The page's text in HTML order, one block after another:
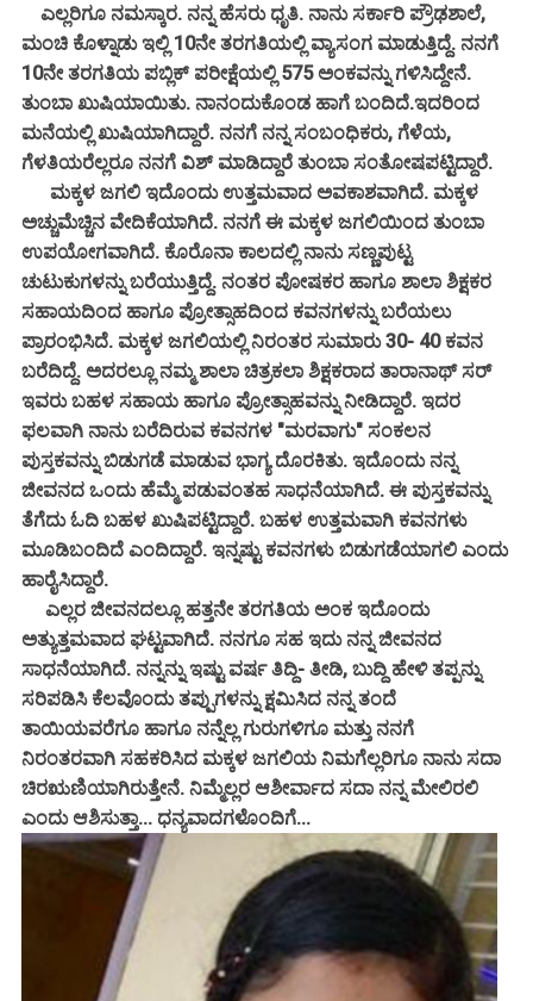
ಎಲ್ಲರಿಗೂ ನಮಸ್ಕಾರ. ನನ್ನ ಹೆಸರು ಧೃತಿ. ನಾನು ಸರ್ಕಾರಿ ಪ್ರೌಢಶಾಲೆ,
ಮಂಚಿ ಕೊಳ್ನಾಡು ಇಲ್ಲಿ 10ನೇ ತರಗತಿಯಲ್ಲಿ ವ್ಯಾಸಂಗ ಮಾಡುತ್ತಿದ್ದೆ. ನನಗೆ
10ನೇ ತರಗತಿಯ ಪಬ್ಲಿಕ್ ಪರೀಕ್ಷೆಯಲ್ಲಿ 575 ಅಂಕವನ್ನು ಗಳಿಸಿದ್ದೇನೆ.
ತುಂಬಾ ಖುಷಿಯಾಯಿತು. ನಾನಂದುಕೊಂಡ ಹಾಗೆ ಬಂದಿದೆ.ಇದರಿಂದ
ಮನೆಯಲ್ಲಿ ಖುಷಿಯಾಗಿದ್ದಾರೆ. ನನಗೆ ನನ್ನ ಸಂಬಂಧಿಕರು, ಗೆಳೆಯ,
ಗೆಳತಿಯರೆಲ್ಲರೂ ನನಗೆ ವಿಶ್ ಮಾಡಿದ್ದಾರೆ ತುಂಬಾ ಸಂತೋಷಪಟ್ಟಿದ್ದಾರೆ.
ಮಕ್ಕಳ ಜಗಲಿ ಇದೊಂದು ಉತ್ತಮವಾದ ಅವಕಾಶವಾಗಿದೆ. ಮಕ್ಕಳ
ಅಚ್ಚುಮೆಚ್ಚಿನ ವೇದಿಕೆಯಾಗಿದೆ. ನನಗೆ ಈ ಮಕ್ಕಳ ಜಗಲಿಯಿಂದ ತುಂಬಾ
ಉಪಯೋಗವಾಗಿದೆ. ಕೊರೊನಾ ಕಾಲದಲ್ಲಿ ನಾನು ಸಣ್ಣಪುಟ್ಟ
ಚುಟುಕುಗಳನ್ನು ಬರೆಯುತ್ತಿದ್ದೆ. ನಂತರ ಪೋಷಕರ ಹಾಗೂ ಶಾಲಾ ಶಿಕ್ಷಕರ
ಸಹಾಯದಿಂದ ಹಾಗೂ ಪ್ರೋತ್ಸಾಹದಿಂದ ಕವನಗಳನ್ನು ಬರೆಯಲು
ಪ್ರಾರಂಭಿಸಿದೆ. ಮಕ್ಕಳ ಜಗಲಿಯಲ್ಲಿ ನಿರಂತರ ಸುಮಾರು 30- 40 ಕವನ
ಬರೆದಿದ್ದೆ. ಅದರಲ್ಲೂ ನಮ್ಮ ಶಾಲಾ ಚಿತ್ರಕಲಾ ಶಿಕ್ಷಕರಾದ ತಾರಾನಾಥ್ ಸರ್
ಇವರು ಬಹಳ ಸಹಾಯ ಹಾಗೂ ಪ್ರೋತ್ಸಾಹವನ್ನು ನೀಡಿದ್ದಾರೆ. ಇದರ
ಫಲವಾಗಿ ನಾನು ಬರೆದಿರುವ ಕವನಗಳ "ಮರವಾಗು" ಸಂಕಲನ
ಪುಸ್ತಕವನ್ನು ಬಿಡುಗಡೆ ಮಾಡುವ ಭಾಗ್ಯ ದೊರಕಿತು. ಇದೊಂದು ನನ್ನ
ಜೀವನದ ಒಂದು ಹೆಮ್ಮೆ ಪಡುವಂತಹ ಸಾಧನೆಯಾಗಿದೆ. ಈ ಪುಸ್ತಕವನ್ನು
ತೆಗೆದು ಓದಿ ಬಹಳ ಖುಷಿಪಟ್ಟಿದ್ದಾರೆ. ಬಹಳ ಉತ್ತಮವಾಗಿ ಕವನಗಳು
ಮೂಡಿಬಂದಿದೆ ಎಂದಿದ್ದಾರೆ. ಇನ್ನಷ್ಟು ಕವನಗಳು ಬಿಡುಗಡೆಯಾಗಲಿ ಎಂದು
ಹಾರೈಸಿದ್ದಾರೆ.
ಎಲ್ಲರ ಜೀವನದಲ್ಲೂ ಹತ್ತನೇ ತರಗತಿಯ ಅಂಕ ಇದೊಂದು
ಅತ್ಯುತ್ತಮವಾದ ಘಟ್ಟವಾಗಿದೆ. ನನಗೂ ಸಹ ಇದು ನನ್ನ ಜೀವನದ
ಸಾಧನೆಯಾಗಿದೆ. ನನ್ನನ್ನು ಇಷ್ಟು ವರ್ಷ ತಿದ್ದಿ- ತೀಡಿ, ಬುದ್ದಿ ಹೇಳಿ ತಪ್ಪನ್ನು
ಸರಿಪಡಿಸಿ ಕೆಲವೊಂದು ತಪ್ಪುಗಳನ್ನು ಕ್ಷಮಿಸಿದ ನನ್ನ ತಂದೆ
ತಾಯಿಯವರೆಗೂ ಹಾಗೂ ನನ್ನೆಲ್ಲ ಗುರುಗಳಿಗೂ ಮತ್ತು ನನಗೆ
ನಿರಂತರವಾಗಿ ಸಹಕರಿಸಿದ ಮಕ್ಕಳ ಜಗಲಿಯ ನಿಮಗೆಲ್ಲರಿಗೂ ನಾನು ಸದಾ
ಚಿರಋಣಿಯಾಗಿರುತ್ತೇನೆ. ನಿಮ್ಮೆಲ್ಲರ ಆಶೀರ್ವಾದ ಸದಾ ನನ್ನ ಮೇಲಿರಲಿ
ಎಂದು ಆಶಿಸುತ್ತಾ... ಧನ್ಯವಾದಗಳೊಂದಿಗೆ...